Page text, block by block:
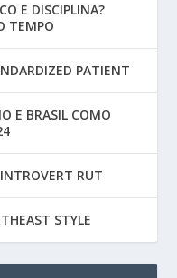
E DISCIPLINA?
TEMPO
PATIENT
E BRASIL COMO
RUT
STYLE